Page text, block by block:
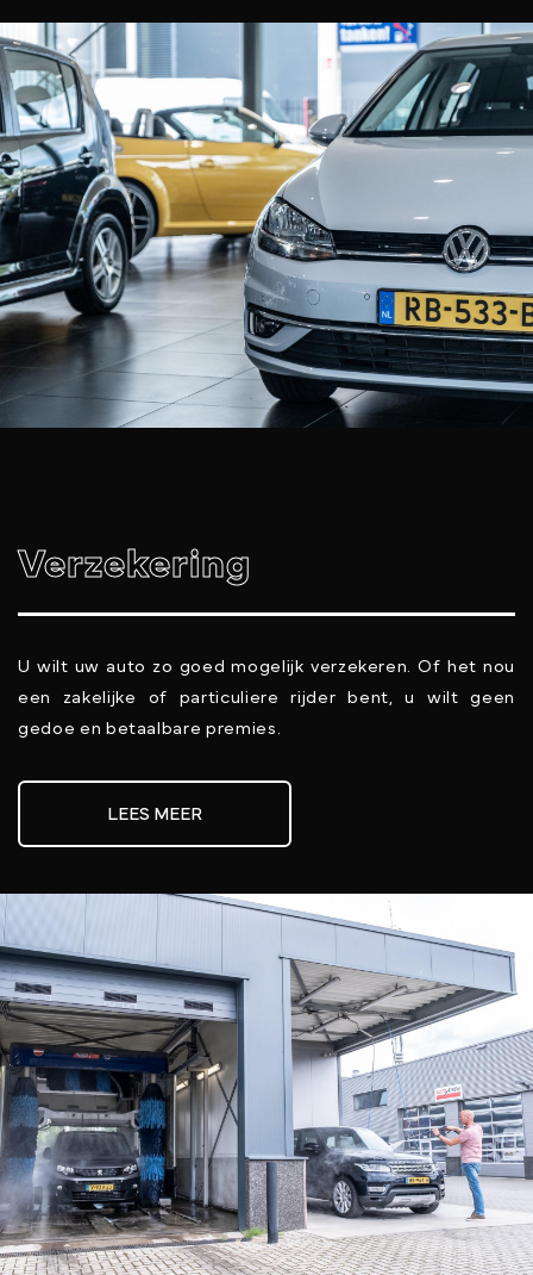
Verzekering
U wilt uw auto zo goed mogelijk verzekeren. Of het nou
een zakelijke of particuliere rijder bent, u wilt geen
gedoe en betaalbare premies.
LEES MEER